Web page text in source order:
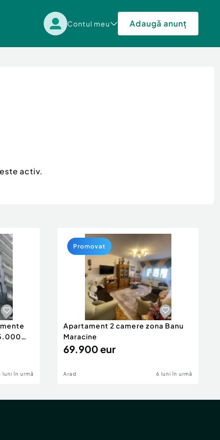
Contul meu Adaugă anunț
activ.
luni în urmă
Apartament 2 camere zona Banu
Maracine
69.900 eur
Arad 6 luni în urmă
Promovat